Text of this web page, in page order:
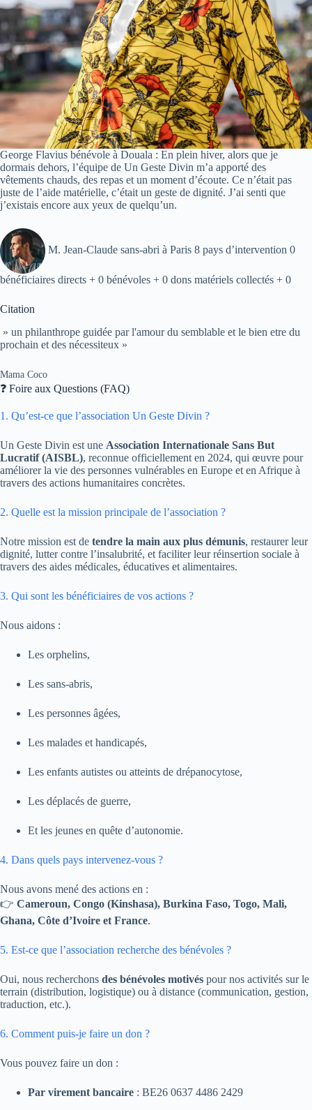
George Flavius bénévole à Douala : En plein hiver, alors que je
dormais dehors, l’équipe de Un Geste Divin m’a apporté des
vêtements chauds, des repas et un moment d’écoute. Ce n’était pas
juste de l’aide matérielle, c’était un geste de dignité. J’ai senti que
j’existais encore aux yeux de quelqu’un.
M. Jean-Claude sans-abri à Paris 8 pays d’intervention 0
bénéficiaires directs + 0 bénévoles + 0 dons matériels collectés + 0
Citation
» un philanthrope guidée par l'amour du semblable et le bien etre du
prochain et des nécessiteux »
Mama Coco
❓ Foire aux Questions (FAQ)
1. Qu’est-ce que l’association Un Geste Divin ?
Un Geste Divin est une Association Internationale Sans But
Lucratif (AISBL), reconnue officiellement en 2024, qui œuvre pour
améliorer la vie des personnes vulnérables en Europe et en Afrique à
travers des actions humanitaires concrètes.
2. Quelle est la mission principale de l’association ?
Notre mission est de tendre la main aux plus démunis, restaurer leur
dignité, lutter contre l’insalubrité, et faciliter leur réinsertion sociale à
travers des aides médicales, éducatives et alimentaires.
3. Qui sont les bénéficiaires de vos actions ?
Nous aidons :
Les orphelins,
Les sans-abris,
Les personnes âgées,
Les malades et handicapés,
Les enfants autistes ou atteints de drépanocytose,
Les déplacés de guerre,
Et les jeunes en quête d’autonomie.
4. Dans quels pays intervenez-vous ?
Nous avons mené des actions en :
👉 Cameroun, Congo (Kinshasa), Burkina Faso, Togo, Mali,
Ghana, Côte d’Ivoire et France.
5. Est-ce que l’association recherche des bénévoles ?
Oui, nous recherchons des bénévoles motivés pour nos activités sur le
terrain (distribution, logistique) ou à distance (communication, gestion,
traduction, etc.).
6. Comment puis-je faire un don ?
Vous pouvez faire un don :
Par virement bancaire : BE26 0637 4486 2429